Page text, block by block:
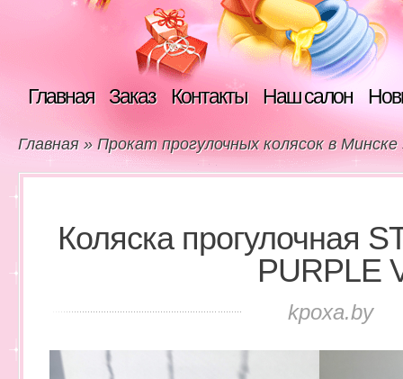
Главная Заказ Контакты Наш салон
Главная » Прокат прогулочных колясок в Минске
Коляска прогулочная
PURPLE
kpoxa.by